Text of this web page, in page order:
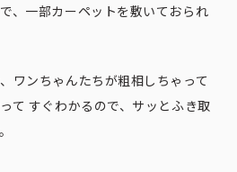
、一部カーペットを敷いておられ
ワンちゃんたちが粗相しちゃって
て すぐわかるので、サッとふき取